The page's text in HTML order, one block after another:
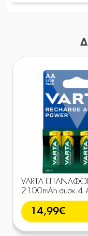
VARTA
2100mAh συσκ.4
14,99€